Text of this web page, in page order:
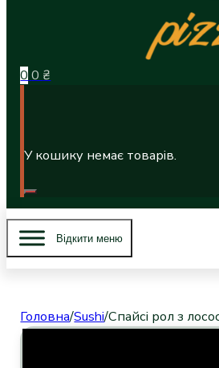
0 0 ₴
У кошику немає товарів.
Вiдкити меню
Головна/Sushi/Спайсі рол з